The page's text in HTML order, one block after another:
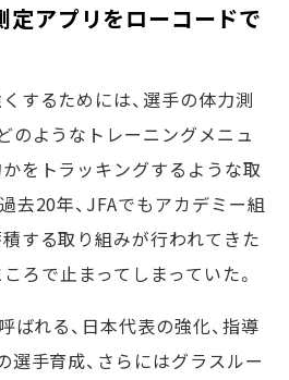
定アプリをローコードで
するためには、選手の体力測
のようなトレーニングメニュ
をトラッキングするような取
去20年、JFAでもアカデミー組
する取り組みが行われてきた
ろで止まってしまっていた。
ばれる、日本代表の強化、指導
選手育成、さらにはグラスルー